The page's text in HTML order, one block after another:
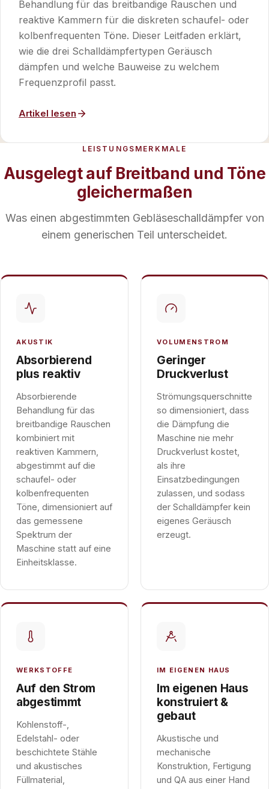
Behandlung für das breitbandige Rauschen und
reaktive Kammern für die diskreten schaufel- oder
kolbenfrequenten Töne. Dieser Leitfaden erklärt,
wie die drei Schalldämpfertypen Geräusch
dämpfen und welche Bauweise zu welchem
Frequenzprofil passt.
Artikel lesen
LEISTUNGSMERKMALE
Ausgelegt auf Breitband und Töne
gleichermaßen
Was einen abgestimmten Gebläseschalldämpfer von
einem generischen Teil unterscheidet.
AKUSTIK
Absorbierend
plus reaktiv
Absorbierende
Behandlung für das
breitbandige Rauschen
kombiniert mit
reaktiven Kammern,
abgestimmt auf die
schaufel- oder
kolbenfrequenten
Töne, dimensioniert auf
das gemessene
Spektrum der
Maschine statt auf eine
Einheitsklasse.
VOLUMENSTROM
Geringer
Druckverlust
Strömungsquerschnitte
so dimensioniert, dass
die Dämpfung die
Maschine nie mehr
Druckverlust kostet,
als ihre
Einsatzbedingungen
zulassen, und sodass
der Schalldämpfer kein
eigenes Geräusch
erzeugt.
WERKSTOFFE
Auf den Strom
abgestimmt
Kohlenstoff-,
Edelstahl- oder
beschichtete Stähle
und akustisches
Füllmaterial,
IM EIGENEN HAUS
Im eigenen Haus
konstruiert &
gebaut
Akustische und
mechanische
Konstruktion, Fertigung
und QA aus einer Hand